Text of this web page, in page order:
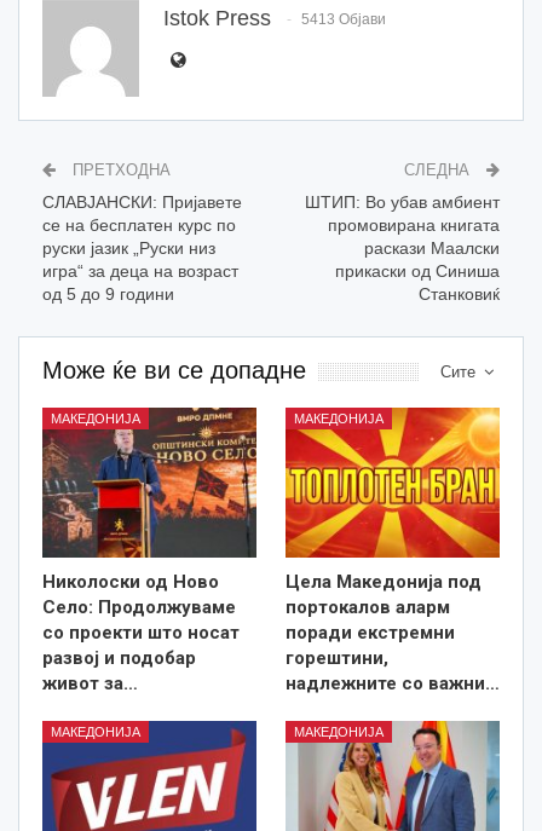
Istok Press 5413 Објави
ПРЕТХОДНА
СЛАВЈАНСКИ: Пријавете
се на бесплатен курс по
руски јазик „Руски низ
игра“ за деца на возраст
од 5 до 9 години
СЛЕДНА
ШТИП: Во убав амбиент
промовирана книгата
раскази Маалски
прикаски од Синиша
Станковиќ
Сите
Може ќе ви се допадне
МАКЕДОНИЈА
Николоски од Ново
Село: Продолжуваме
со проекти што носат
развој и подобар
живот за…
МАКЕДОНИЈА
Цела Македонија под
портокалов аларм
поради екстремни
горештини,
надлежните со важни…
МАКЕДОНИЈА МАКЕДОНИЈА